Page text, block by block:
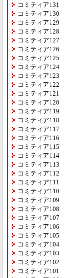
コミティア131
コミティア130
コミティア129
コミティア128
コミティア127
コミティア126
コミティア125
コミティア124
コミティア123
コミティア122
コミティア121
コミティア120
コミティア119
コミティア118
コミティア117
コミティア116
コミティア115
コミティア114
コミティア113
コミティア112
コミティア111
コミティア110
コミティア109
コミティア108
コミティア107
コミティア106
コミティア105
コミティア104
コミティア103
コミティア102
コミティア101